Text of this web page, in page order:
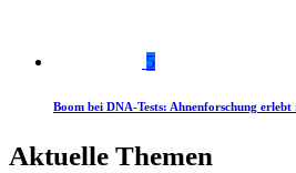
5
Boom bei DNA-Tests: Ahnenforschung
Aktuelle Themen